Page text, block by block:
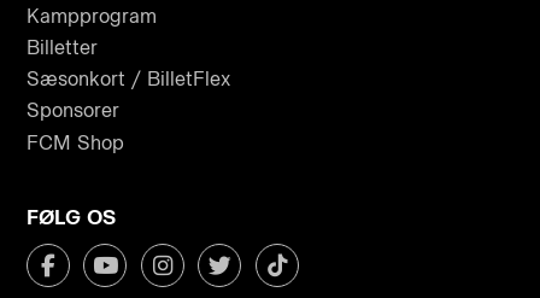
Kampprogram
Billetter
Sæsonkort / BilletFlex
Sponsorer
FCM Shop
FØLG OS